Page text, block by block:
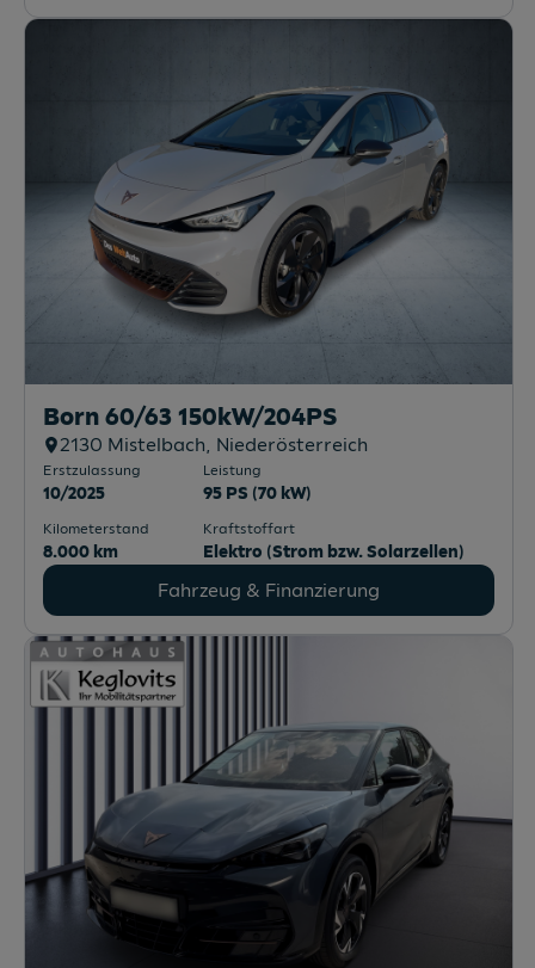
Born 79/84 e-Boost 170kW/231PS
8160 Weiz , Steiermark
Erstzulassung
01/2026
Leistung
95 PS (70 kW)
Kilometerstand
10.000 km
Kraftstoffart
Elektro (Strom bzw. Solarzellen)
Fahrzeug & Finanzierung
Born 60/63 150kW/204PS
2130 Mistelbach , Niederösterreich
Erstzulassung
10/2025
Leistung
95 PS (70 kW)
Kilometerstand
8.000 km Elektro (Strom bzw. Solarzellen)
Fahrzeug & Finanzierung